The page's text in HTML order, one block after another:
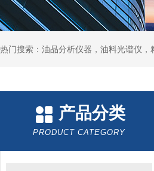
热门搜索：油品分析仪器，油料光谱仪
产品分类
PRODUCT CATEGORY